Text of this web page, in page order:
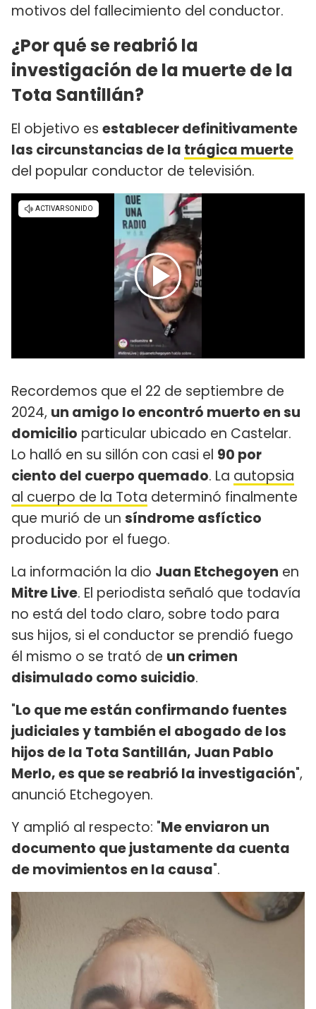
motivos del fallecimiento del conductor.
¿Por qué se reabrió la
investigación de la muerte de la
Tota Santillán?
El objetivo es establecer definitivamente
las circunstancias de la trágica muerte
del popular conductor de televisión.
Recordemos que el 22 de septiembre de
2024, un amigo lo encontró muerto en su
domicilio particular ubicado en Castelar.
Lo halló en su sillón con casi el 90 por
ciento del cuerpo quemado. La autopsia
al cuerpo de la Tota determinó finalmente
que murió de un síndrome asfíctico
producido por el fuego.
La información la dio Juan Etchegoyen en
Mitre Live. El periodista señaló que todavía
no está del todo claro, sobre todo para
sus hijos, si el conductor se prendió fuego
él mismo o se trató de un crimen
disimulado como suicidio.
"Lo que me están confirmando fuentes
judiciales y también el abogado de los
hijos de la Tota Santillán, Juan Pablo
Merlo, es que se reabrió la investigación",
anunció Etchegoyen.
Y amplió al respecto: "Me enviaron un
documento que justamente da cuenta
de movimientos en la causa".